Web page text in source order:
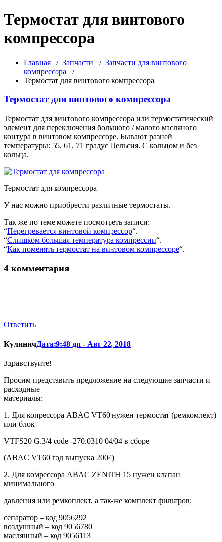
Термостат для винтового
компрессора
Главная / Запчасти / Запчасти для винтового
компрессора /
Термостат для винтового компрессора
Термостат для винтового компрессора
Термостат для винтового компрессора или термостатический
элемент для переключения большого / малого масляного
контура в винтовом компрессоре. Бывают разной
температуры: 55, 61, 71 градус Цельсия. С кольцом и без
кольца.
Термостат для компрессора
У нас можно приобрести различные термостаты.
Так же по теме можете посмотреть записи:
“Перегревается винтовой компрессор“.
“Слишком большая температура компрессии“.
“Как поменять термостат на винтовом компрессоре“.
4 комментария
Ответить
КулиничДата:9:48 дп - Авг 22, 2018
Здравствуйте!
Просим представить предложение на следующие запчасти и
расходные
материалы:
1. Для копрессора ABAC VT60 нужен термостат (ремкомлект)
или блок
VTFS20 G.3/4 code -270.0310 04/04 в сборе
(ABAC VT60 год выпуска 2004)
2. Для комрессора ABAC ZENITH 15 нужен клапан
минимального
давления или ремкоплект, а так-же комплект фильтров:
сепаратор – код 9056292
воздушный – код 9056780
маслянный – код 9056113